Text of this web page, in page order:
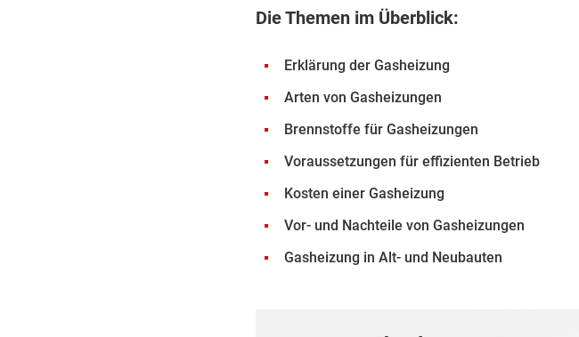
Die Themen im Überblick:
Erklärung der Gasheizung
Arten von Gasheizungen
Brennstoffe für Gasheizungen
Voraussetzungen für effizienten Betrieb
Kosten einer Gasheizung
Vor- und Nachteile von Gasheizungen
Gasheizung in Alt- und Neubauten